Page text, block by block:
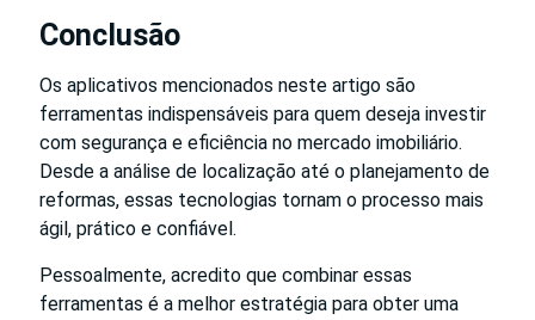
Conclusão
Os aplicativos mencionados neste artigo são
ferramentas indispensáveis para quem deseja investir
com segurança e eficiência no mercado imobiliário.
Desde a análise de localização até o planejamento de
reformas, essas tecnologias tornam o processo mais
ágil, prático e confiável.
Pessoalmente, acredito que combinar essas
ferramentas é a melhor estratégia para obter uma